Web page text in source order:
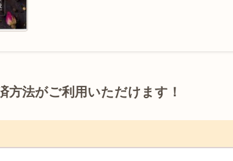
方法がご利用いただけます！